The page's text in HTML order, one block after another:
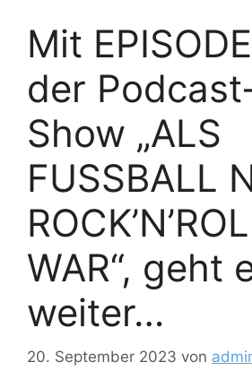
Mit
der
Show „ALS
FUSSBALL
WAR“, geht
weiter…
20. September 2023 von